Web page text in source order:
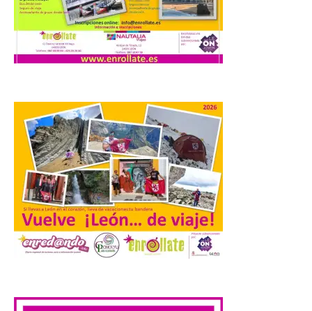
Extremadura cuenta con
uno de los cielos
estrellados con menor
contaminación lumínica
de Europa, un recurso
natural que permite disfrutar de
relacionadas […]
Cabárceno prepara tres
enclaves privilegiados
desde los que divisar el
eclipse solar del 12 de
agosto
8 Ago 2026
horario y refuerza los